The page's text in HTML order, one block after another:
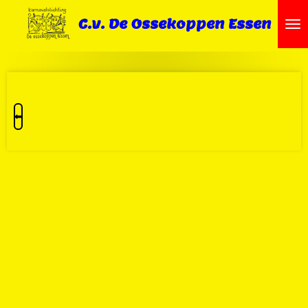
direct
C.v. De Ossekoppen Essen
⬅️